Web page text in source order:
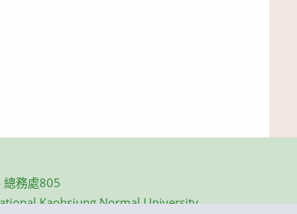
務處805
Kaohsiung Normal University